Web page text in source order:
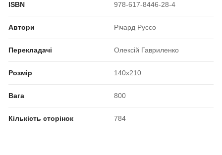
ISBN 978-617-8446-28-4
Автори Річард Руссо
Перекладачі Олексій Гавриленко
Розмір 140x210
Вага 800
Кількість сторінок 784